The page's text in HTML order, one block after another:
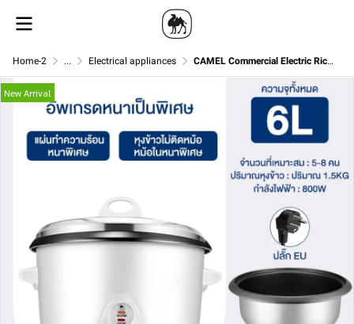
Home-2 ... Electrical appliances CAMEL Commercial Electric Rice Cooker – 6–18L
New Arrival